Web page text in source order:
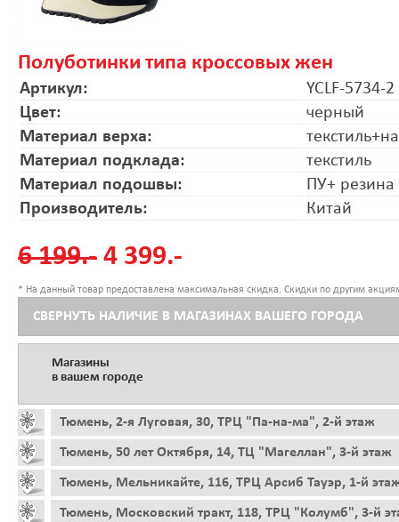
Полуботинки типа кроссовых жен
Артикул:
YCLF-5734-2
Цвет:
черный
Материал верха:
Материал подклада:
текстиль
Материал подошвы:
ПУ+ резина
Производитель:
Китай
6 199.- 4 399.-
* На данный товар предоставлена максимальная скидка. Скидки по другим
СВЕРНУТЬ НАЛИЧИЕ В МАГАЗИНАХ ВАШЕГО ГОРОДА
Магазины
в вашем городе
Тюмень, 2-я Луговая, 30, ТРЦ "Па-на-ма", 2-й этаж
Тюмень, 50 лет Октября, 14, ТЦ "Магеллан", 3-й этаж
Тюмень, Мельникайте, 116, ТРЦ Арсиб Тауэр, 1-й
Тюмень, Московский тракт, 118, ТРЦ "Колумб", 3-й